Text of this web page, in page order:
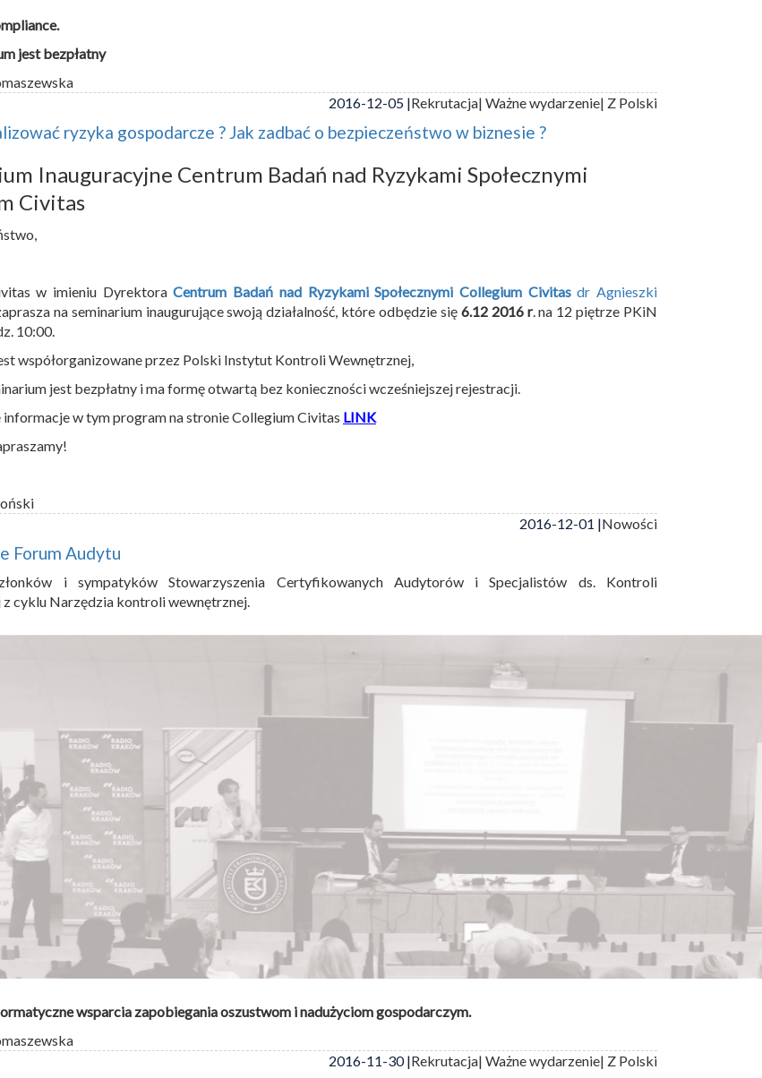
jest bezpłatny
2016-12-05 |Rekrutacja| Ważne wydarzenie| Z Polski
ryzyka gospodarcze ? Jak zadbać o bezpieczeństwo w biznesie ?
Inauguracyjne Centrum Badań nad Ryzykami Społecznymi
Civitas
w imieniu DyrektoraCentrum Badań nad Ryzykami Społecznymi Collegium Civitas dr Agnieszki
na seminarium inaugurujące swoją działalność, które odbędzie się 6.12 2016 r. na 12 piętrze PKiN
10:00.
współorganizowane przez Polski Instytut Kontroli Wewnętrznej,
jest bezpłatny i ma formę otwartą bez konieczności wcześniejszej rejestracji.
informacje w tym program na stronie Collegium Civitas LINK
2016-12-01 |Nowości
Forum Audytu
i sympatyków Stowarzyszenia Certyfikowanych Audytorów i Specjalistów ds. Kontroli
cyklu Narzędzia kontroli wewnętrznej.
wsparcia zapobiegania oszustwom i nadużyciom gospodarczym.
2016-11-30 |Rekrutacja| Ważne wydarzenie| Z Polski